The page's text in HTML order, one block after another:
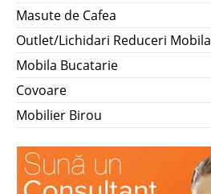
Masute de Cafea
Outlet/Lichidari Reduceri Mobila
Mobila Bucatarie
Covoare
Mobilier Birou